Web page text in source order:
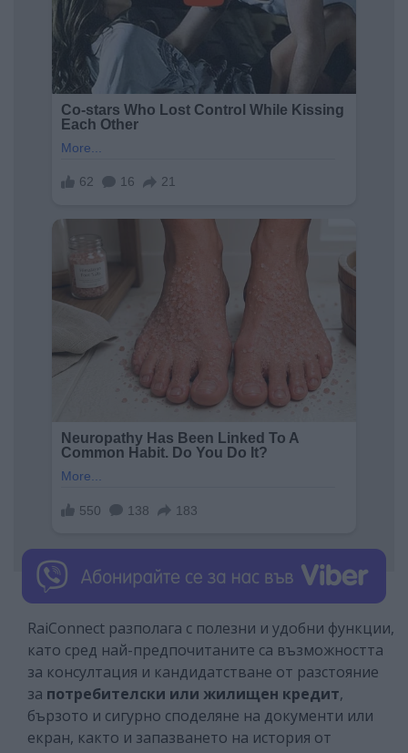
RaiConnect разполага с полезни и удобни функции,
като сред най-предпочитаните са възможността
за консултация и кандидатстване от разстояние
за потребителски или жилищен кредит,
бързото и сигурно споделяне на документи или
екран, както и запазването на история от